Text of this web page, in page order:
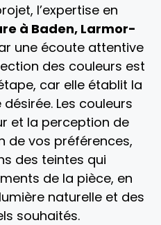
l’expertise en
à Baden, Larmor-
une écoute attentive
des couleurs est
car elle établit la
Les couleurs
et la perception de
de vos préférences,
des teintes qui
de la pièce, en
naturelle et des
souhaités.